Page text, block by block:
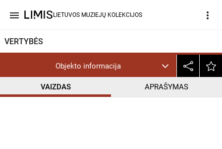
menu LIETUVOS MUZIEJŲ KOLEKCIJOS more_vert
VERTYBĖS
Objekto informacija
VAIZDAS APRAŠYMAS
help_outline